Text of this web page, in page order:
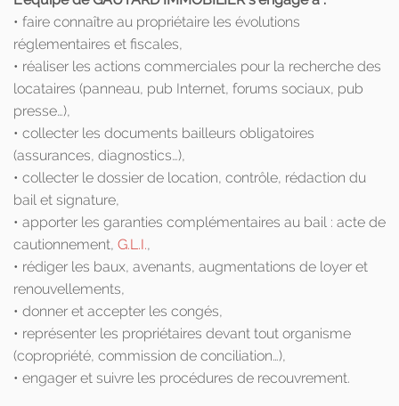
• faire connaître au propriétaire les évolutions
réglementaires et fiscales,
• réaliser les actions commerciales pour la recherche des
locataires (panneau, pub Internet, forums sociaux, pub
presse…),
• collecter les documents bailleurs obligatoires
(assurances, diagnostics…),
• collecter le dossier de location, contrôle, rédaction du
bail et signature,
• apporter les garanties complémentaires au bail : acte de
cautionnement, G.L.I.,
• rédiger les baux, avenants, augmentations de loyer et
renouvellements,
• donner et accepter les congés,
• représenter les propriétaires devant tout organisme
(copropriété, commission de conciliation…),
• engager et suivre les procédures de recouvrement.